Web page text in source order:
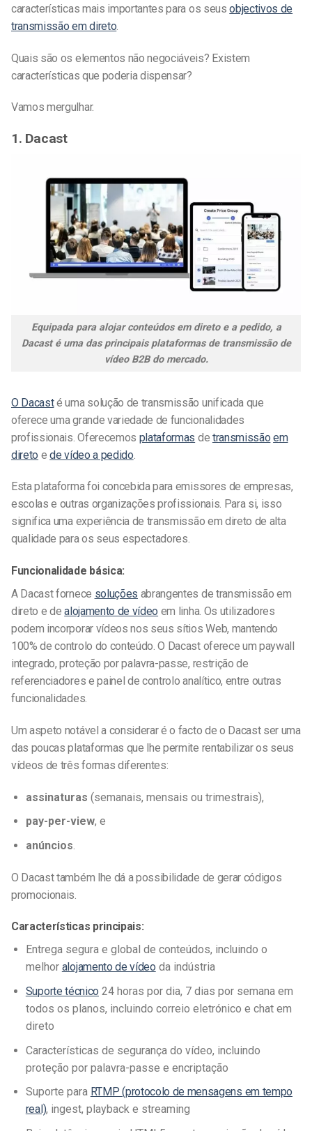
características mais importantes para os seusobjectivos de
transmissão em direto
Quais são os elementos não negociáveis? Existem
características que poderia dispensar?
Vamos mergulhar.
1. Dacast
Equipada para alojar conteúdos em direto e a pedido, a
Dacast é uma das principais plataformas de transmissão de
vídeo B2B do mercado.
O Dacasté uma solução de transmissão unificada que
oferece uma grande variedade de funcionalidades
profissionais. Oferecemos plataformas de transmissão em
direto ede vídeo a pedido
Esta plataforma foi concebida para emissores de empresas,
escolas e outras organizações profissionais. Para si, isso
significa uma experiência de transmissão em direto de alta
qualidade para os seus espectadores.
Funcionalidade básica:
A Dacast fornece soluções abrangentes de transmissão em
direto e dealojamento de vídeo em linha. Os utilizadores
podem incorporar vídeos nos seus sítios Web, mantendo
100% de controlo do conteúdo. O Dacast oferece um paywall
integrado, proteção por palavra-passe, restrição de
referenciadores e painel de controlo analítico, entre outras
funcionalidades.
Um aspeto notável a considerar é o facto de o Dacast ser uma
das poucas plataformas que lhe permite rentabilizar os seus
vídeos de três formas diferentes:
assinaturas (semanais, mensais ou trimestrais),
pay-per-view, e
anúncios.
O Dacast também lhe dá a possibilidade de gerar códigos
promocionais.
Características principais:
Entrega segura e global de conteúdos, incluindo o
melhor alojamento de vídeo da indústria
Suporte técnico 24 horas por dia, 7 dias por semana em
todos os planos, incluindo correio eletrónico e chat em
direto
Características de segurança do vídeo, incluindo
proteção por palavra-passe e encriptação
Suporte para RTMP (protocolo de mensagens em tempo
real), ingest, playback e streaming